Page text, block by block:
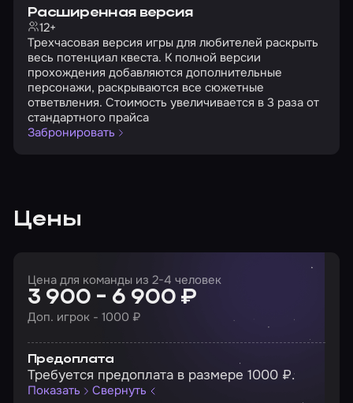
Расширенная версия
12+
Трехчасовая версия игры для любителей раскрыть
весь потенциал квеста. К полной версии
прохождения добавляются дополнительные
персонажи, раскрываются все сюжетные
ответвления. Стоимость увеличивается в 3 раза от
стандартного прайса
Забронировать
Цены
Цена для команды из 2-4 человек
3 900 - 6 900 ₽
Доп. игрок - 1000 ₽
Предоплата
Требуется предоплата в размере 1000 ₽.
Показать Свернуть